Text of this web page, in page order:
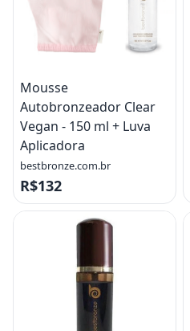
Mousse
Autobronzeador Clear
Vegan - 150 ml + Luva
Aplicadora
bestbronze.com.br
R$132